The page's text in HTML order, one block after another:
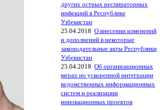
других острых респираторных
инфекций в Республике
Узбекистан
25.04.2018 О внесении изменений
и дополнений в некоторые
законодательные акты Республики
Узбекистан
25.04.2018 Об организационных
мерах но ускоренной интеграции
ведомственных информационных
систем и реализации
инновационных проектов